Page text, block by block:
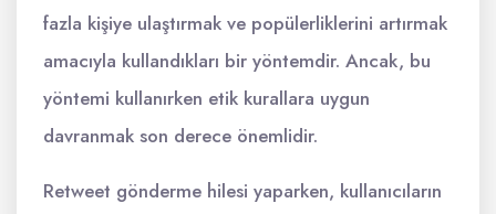
fazla kişiye ulaştırmak ve popülerliklerini artırmak
amacıyla kullandıkları bir yöntemdir. Ancak, bu
yöntemi kullanırken etik kurallara uygun
davranmak son derece önemlidir.
Retweet gönderme hilesi yaparken, kullanıcıların